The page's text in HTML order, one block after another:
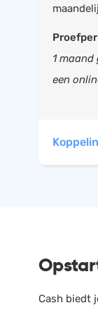
1
een
Cash biedt